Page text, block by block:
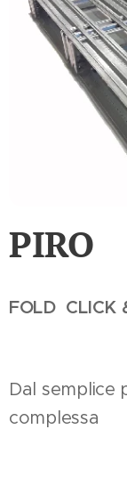
PIRO
FOLD CLICK
Dal
complessa